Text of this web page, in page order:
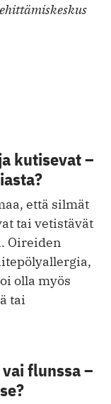
kutisevat –
että silmät
tai vetistävät
Oireiden
olla myös
tai
flunssa –